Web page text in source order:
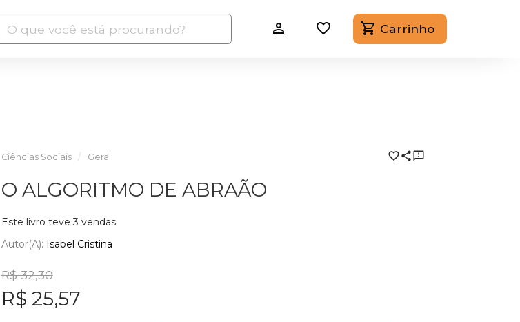
Carrinho
Ciências Sociais Geral
O ALGORITMO DE ABRAÃO
Este livro teve 3 vendas
Autor(a): Isabel Cristina
R$ 32,30
R$ 25,57